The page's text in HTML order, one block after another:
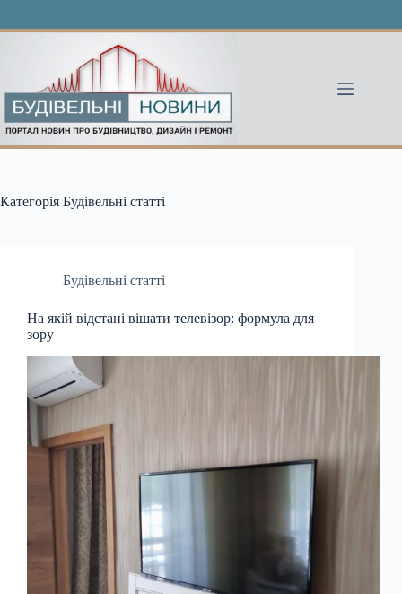
Категорія Будівельні статті
Будівельні статті
На якій відстані вішати телевізор: формула для
зору